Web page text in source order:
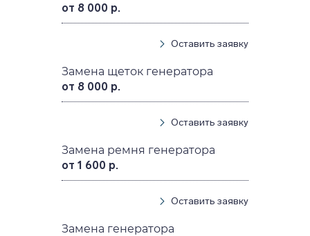
от 8 000 р.
Оставить заявку
Замена щеток генератора
от 8 000 р.
Оставить заявку
Замена ремня генератора
от 1 600 р.
Оставить заявку
Замена генератора